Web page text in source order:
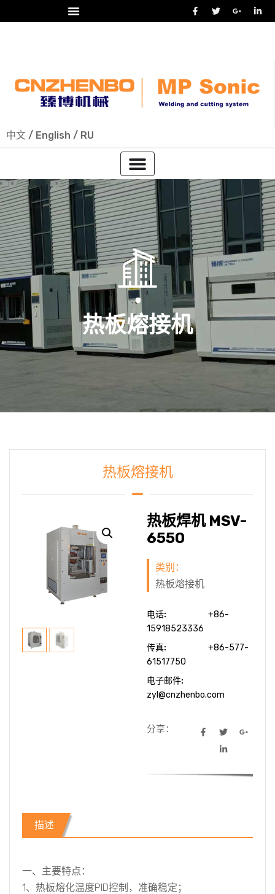
中文 / English / RU
热板熔接机
热板熔接机
热板焊机 MSV-
6550
类别：
热板熔接机
电话:
+86-
15918523336
传真:
+86-577-
61517750
电子邮件:
zyl@cnzhenbo.com
分享：
描述
一、主要特点 ：
1、热板熔化温度PID控制，准确稳定；